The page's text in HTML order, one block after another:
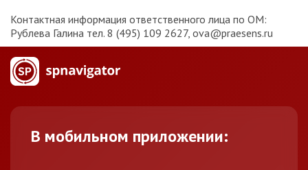
Контактная информация ответственного лица по ОМ:
Рублева Галина тел. 8 (495) 109 2627, ova@praesens.ru
В мобильном приложении: